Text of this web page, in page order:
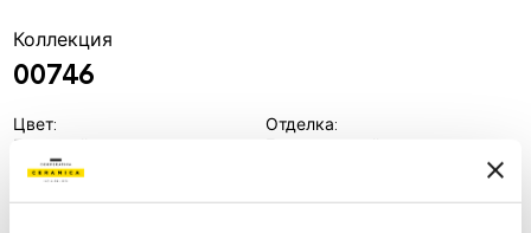
Коллекция
00746
Цвет:
Бежевый
Типология:
Специальные элементы
Отделка:
Матовый